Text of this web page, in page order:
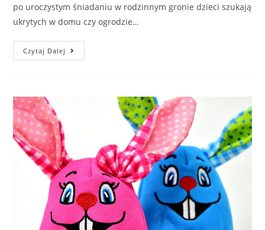
po uroczystym śniadaniu w rodzinnym gronie dzieci szukają
ukrytych w domu czy ogrodzie…
Czytaj Dalej